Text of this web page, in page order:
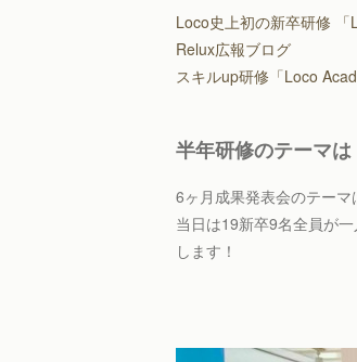
Loco史上初の新卒研修
Relux広報ブログ
スキルup研修「Loco
半年研修のテーマは
6ヶ月成果発表会のテーマ
当日は19新卒9名全員が
します！